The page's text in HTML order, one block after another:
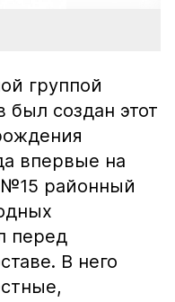
группой
был создан этот
впервые на
районный
перед
В него